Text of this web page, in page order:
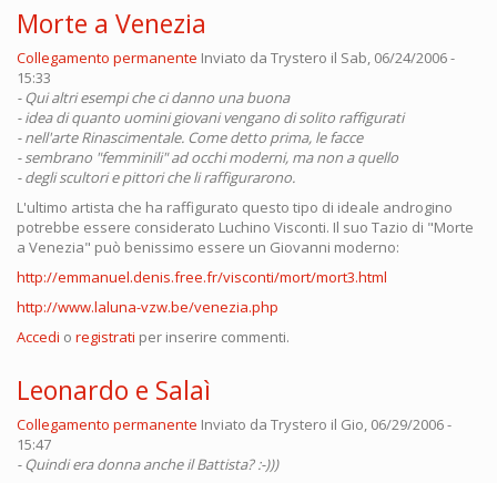
Morte a Venezia
Collegamento permanente Inviato da Trystero il Sab, 06/24/2006 -
15:33
- Qui altri esempi che ci danno una buona
- idea di quanto uomini giovani vengano di solito raffigurati
- nell'arte Rinascimentale. Come detto prima, le facce
- sembrano "femminili" ad occhi moderni, ma non a quello
- degli scultori e pittori che li raffigurarono.
L'ultimo artista che ha raffigurato questo tipo di ideale androgino
potrebbe essere considerato Luchino Visconti. Il suo Tazio di "Morte
a Venezia" può benissimo essere un Giovanni moderno:
http://emmanuel.denis.free.fr/visconti/mort/mort3.html
http://www.laluna-vzw.be/venezia.php
Accedi o registrati per inserire commenti.
Leonardo e Salaì
Collegamento permanente Inviato da Trystero il Gio, 06/29/2006 -
15:47
- Quindi era donna anche il Battista? :-)))